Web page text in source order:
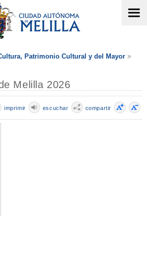
Patrimonio Cultural y del Mayor
Melilla 2026
compartir
escuchar
imprimir